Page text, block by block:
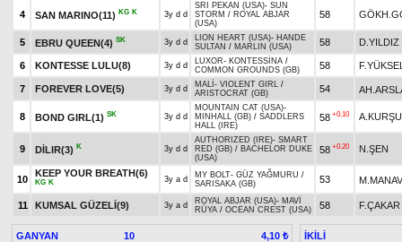
4 SAN MARINO(11) KG K 3y d d
SRI PEKAN (USA)- SUN
STORM / ROYAL ABJAR
(USA)
58
5 EBRU QUEEN(4) SK 3y d d LION HEART (USA)- HANDE
SULTAN / MARLIN (USA) 58 D.YILDIZ
6 KONTESSE LULU(8) 3y d d LUXOR- KONTESSİNA /
COMMON GROUNDS (GB)
58
7 FOREVER LOVE(5) 3y d d MALİ - VIOLENT GIRL /
ARISTOCRAT (GB)
54
8 BOND GIRL(1) SK 3y d d
MOUNTAIN CAT (USA)-
MINHALL (GB) / SADDLERS
HALL (IRE)
58 +0.10
9 DİLIR(3) K 3y d d
AUTHORIZED (IRE)- SMART
RED (GB) / BACHELOR DUKE
(USA)
58 +0.20 N.ŞEN
10
KEEP YOUR BREATH(6)
KG K 3y a d MY BOLT- GÜZ YAĞMURU /
SARISAKA (GB)
53 M.MANAV
11 KUMSAL GÜZELİ(9) 3y a d ROYAL ABJAR (USA)- MAVİ
RÜYA / OCEAN CREST (USA) 58 F.ÇAKAR
GANYAN 10 4,10 ₺
İKİLİ